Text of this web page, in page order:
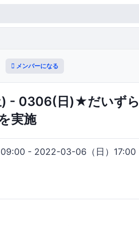
メンバーになる
- 0306(日)★だいずら
実施
- 2022-03-06（日）17:00